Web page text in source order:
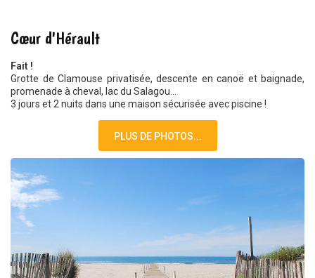
Cœur d'Hérault
Fait !
Grotte de Clamouse privatisée, descente en canoë et baignade,
promenade à cheval, lac du Salagou...
3 jours et 2 nuits dans une maison sécurisée avec piscine !
PLUS DE PHOTOS...